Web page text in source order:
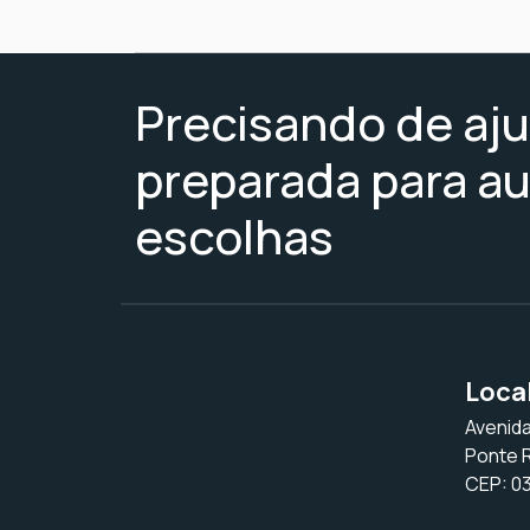
Precisando de
preparada para
escolhas
Ponte
CEP: